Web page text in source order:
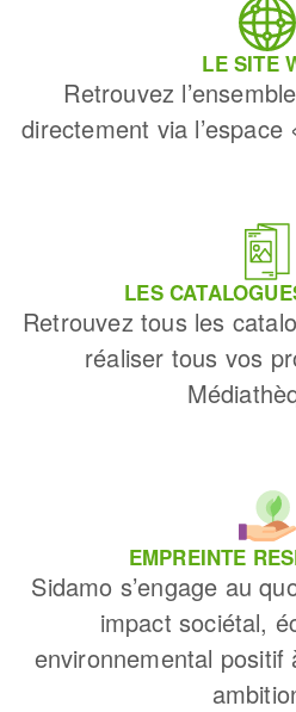
LE SITE
Retrouvez
directement via
LES
Retrouvez tous les
réaliser tous vos
EMPREINTE
Sidamo s’engage au
impact sociétal,
environnemental